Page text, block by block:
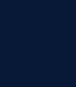
Vous